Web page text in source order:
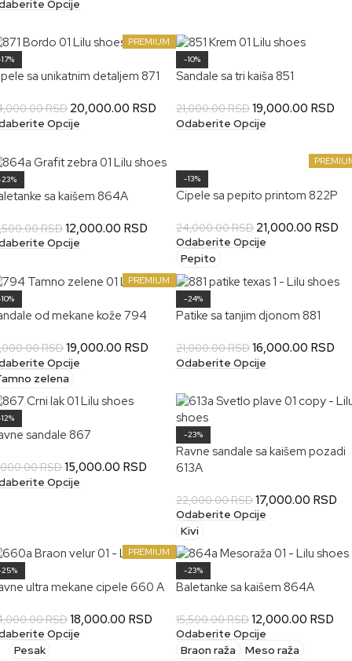
Opcije
PREMIUM
sa unikatnim detaljem 871
RSD 20,000.00 RSD
Opcije
-10%
Sandale sa tri kaiša 851
21,000.00RSD19,000.00 RSD
Odaberite Opcije
sa kaišem 864A
RSD12,000.00 RSD
Opcije
-13%
Cipele sa pepito printom 822P
24,000.00RSD 21,000.00 RSD
Odaberite Opcije
Pepito
PREMIUM
od mekane kože 794
RSD19,000.00 RSD
Opcije
zelena
-24%
Patike sa tanjim djonom 881
21,000.00RSD16,000.00 RSD
Odaberite Opcije
sandale 867
RSD15,000.00 RSD
Opcije
-23%
Ravne sandale sa kaišem pozadi
613A
22,000.00RSD17,000.00 RSD
Odaberite Opcije
Kivi
PREMIUM
ultra mekane cipele 660 A
RSD18,000.00 RSD
Opcije
Pesak
-23%
Baletanke sa kaišem 864A
15,500.00RSD12,000.00 RSD
Odaberite Opcije
Braon raža
Meso raža